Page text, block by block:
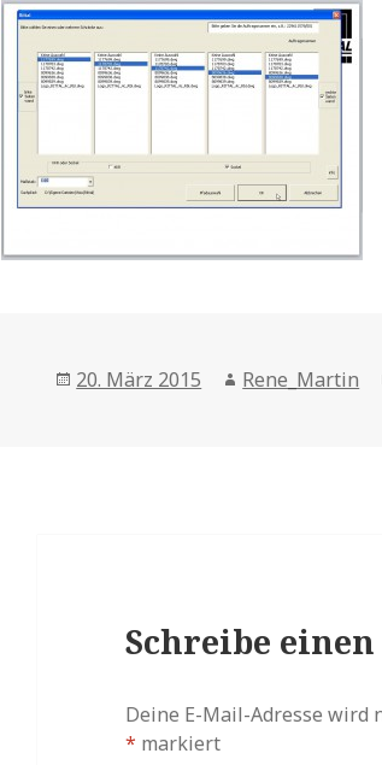
Posted
20. März 2015 Author
Rene_Martin
Schreibe
Deine E-Mail-Adresse wird
* markiert